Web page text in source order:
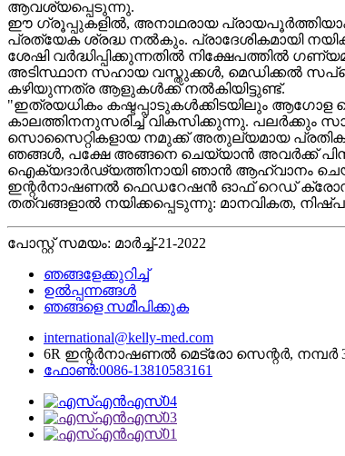
ആവശ്യപ്പെടുന്നു.
ഈ ഗ്രൂപ്പുകളിൽ, അനാഥരായ
പ്രത്യേക ശ്രദ്ധ നൽകും. പ്രാദേശികമായി
ശേഷി വർദ്ധിപ്പിക്കുന്നതിൽ നിക്ഷേപത്തിൽ
അടിസ്ഥാന സഹായ വസ്തുക്കൾ, മെഡിക്കൽ
കഴിയുന്നത്ര ആളുകൾക്ക് നൽകിയിട്ടുണ്ട്.
"ഇത്രയധികം കഷ്ടപ്പാടുകൾക്കിടയിലും
കാലത്തിനനുസരിച്ച് വികസിക്കുന്നു. പലർക്കും
സൊസൈറ്റികളായ നമുക്ക് അതുല്യമായ
ഞങ്ങൾ, പക്ഷേ അങ്ങനെ ചെയ്യാൻ അവർക്ക്
ഐക്യദാർഢ്യത്തിനായി ഞാൻ ആഹ്വാനം
ഇന്റർനാഷണൽ ഫെഡറേഷൻ ഓഫ് റെഡ് ക്രോസ്
തത്വങ്ങളാൽ നയിക്കപ്പെടുന്നു: മാനവികത,
പോസ്റ്റ് സമയം: മാർച്ച്-21-2022
ഞങ്ങളേക്കുറിച്ച്
ഉൽപ്പന്നങ്ങൾ
ഞങ്ങളെ സമീപിക്കുക
international@kelly-med.com
6R ഇന്റർനാഷണൽ മെട്രോ സെന്റർ, നമ്പർ
ഫോൺ:0086-13810583161